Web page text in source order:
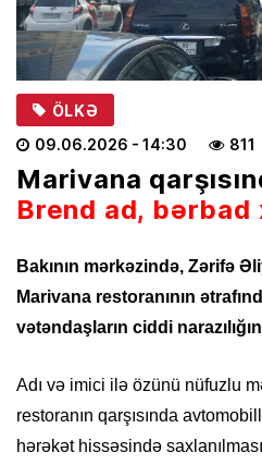
ÖLKƏ
09.06.2026 - 14:30 811
Marivana
Brend ad, bərbad
Bakının mərkəzində, Zərifə
Marivana restoranının
vətəndaşların ciddi
Adı və imici ilə özünü nüfuzlu
restoranın qarşısında
hərəkət hissəsində